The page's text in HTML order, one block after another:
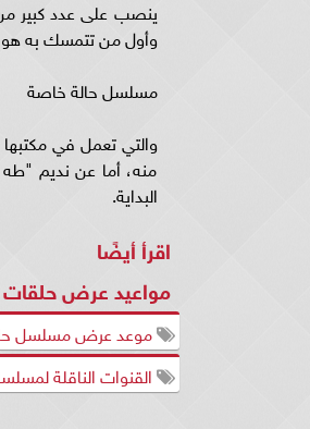
ينصب على عدد كبير
وأول من تتمسك به هو
مسلسل حالة خاصة
والتي تعمل في مكتبها
منه، أما عن نديم
البداية.
اقرأ أيضًا
مواعيد عرض
موعد عرض مسلسل
القنوات الناقلة